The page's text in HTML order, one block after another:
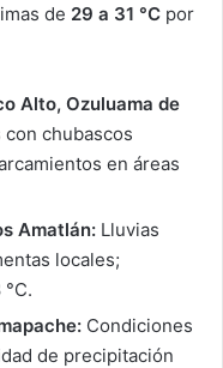
de 29 a 31 °C por
Alto, Ozuluama de
chubascos
en áreas
Amatlán: Lluvias
locales;
Condiciones
de precipitación